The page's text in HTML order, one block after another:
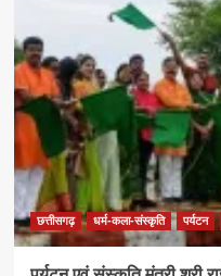
छत्तीसगढ़ धर्म-कला-संस्कृति पर्यटन